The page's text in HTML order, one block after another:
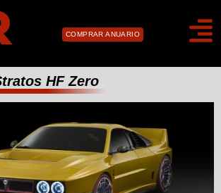
COMPRAR ANUARIO
HF Zero